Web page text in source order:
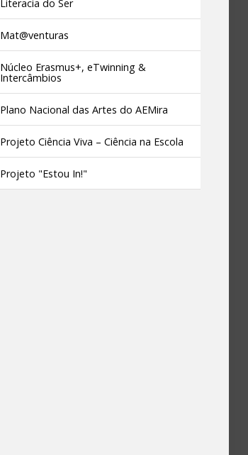
Literacia do Ser
Mat@venturas
Núcleo Erasmus+, eTwinning &
Intercâmbios
Plano Nacional das Artes do AEMira
Projeto Ciência Viva – Ciência na Escola
Projeto "Estou In!"